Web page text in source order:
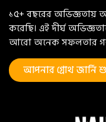
১৫+ বছরের অভিজ্ঞতায়
করেছি। এই দীর্ঘ
আরো অনেক সফলতার
আপনার গ্রোথ